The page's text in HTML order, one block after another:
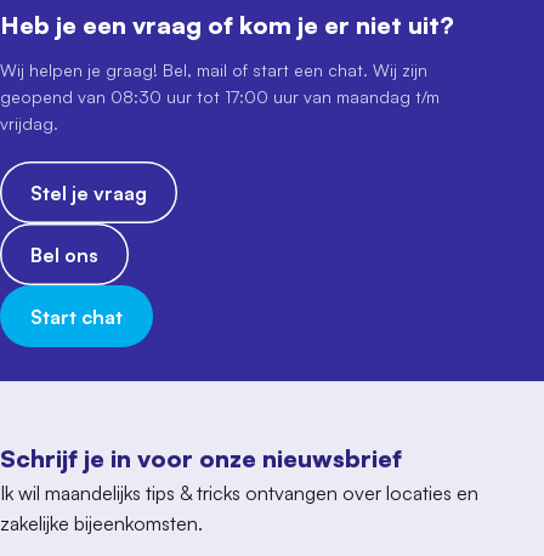
Schrijf je in voor onze nieuwsbrief
Ik wil maandelijks tips & tricks ontvangen over locaties en
zakelijke bijeenkomsten.
Heb je een vraag of kom je er niet uit?
Wij helpen je graag! Bel, mail of start een chat. Wij zijn
geopend van 08:30 uur tot 17:00 uur van maandag t/m
vrijdag.
Stel je vraag
Bel ons
Start chat